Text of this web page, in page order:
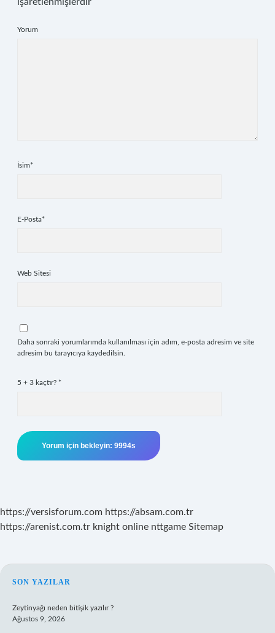
Yorum
İsim*
E-Posta*
Web Sitesi
Daha sonraki yorumlarımda kullanılması için adım, e-posta adresim ve site
adresim bu tarayıcıya kaydedilsin.
5 + 3 kaçtır? *
https://versisforum.com https://absam.com.tr
https://arenist.com.tr knight online nttgame Sitemap
SIDEBAR
SON YAZILAR
Zeytinyağı neden bitişik yazılır ?
Ağustos 9, 2026